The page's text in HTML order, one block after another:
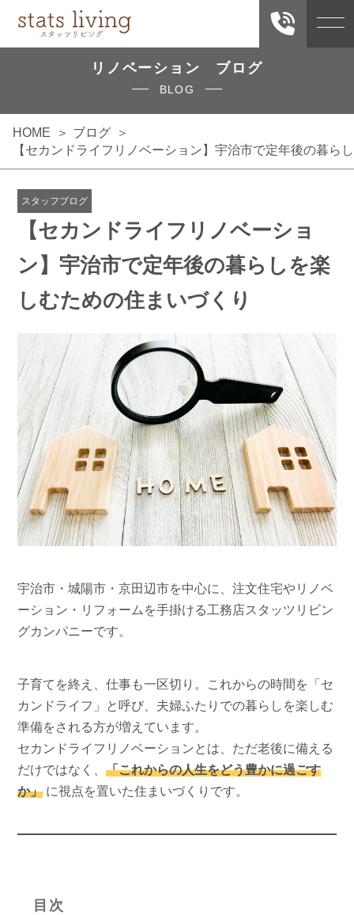
リノベーション ブログ
BLOG
HOME
ブログ
【セカンドライフリノベーション】宇治市で定年後の暮ら
スタッフブログ
【セカンドライフリノベーショ
ン】宇治市で定年後の暮らしを楽
しむための住まいづくり
宇治市・城陽市・京田辺市を中心に、注文住宅やリノベ
ーション・リフォームを手掛ける工務店スタッツリビン
グカンパニーです。
子育てを終え、仕事も一区切り。これからの時間を「セ
カンドライフ」と呼び、夫婦ふたりでの暮らしを楽しむ
準備をされる方が増えています。
セカンドライフリノベーションとは、ただ老後に備える
だけではなく、「これからの人生をどう豊かに過ごす
か」 に視点を置いた住まいづくりです。
目次